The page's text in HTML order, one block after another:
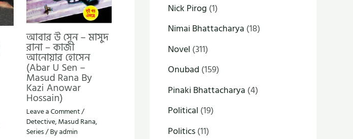
আবার উ সেন – মাসুদ
রানা – কাজী
আনোয়ার হোসেন
(Abar U Sen –
Masud Rana By
Kazi Anowar
Hossain)
Leave a Comment/
Detective,Masud Rana,
Series/ Byadmin
Nick Pirog (1)
Nimai Bhattacharya (18)
Novel (311)
Onubad (159)
Pinaki Bhattacharya (4)
Political (19)
Politics(11)